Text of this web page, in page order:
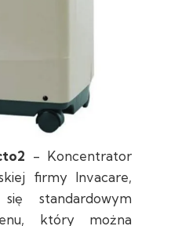
- Koncentrator
firmy Invacare,
standardowym
który można